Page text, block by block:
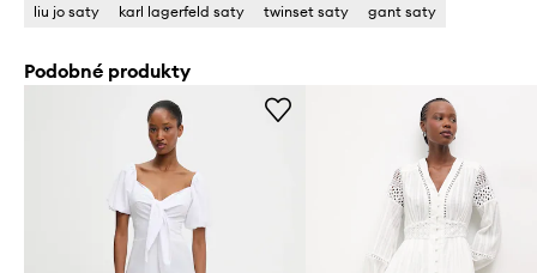
liu jo saty
karl lagerfeld saty twinset saty gant saty
Podobné produkty